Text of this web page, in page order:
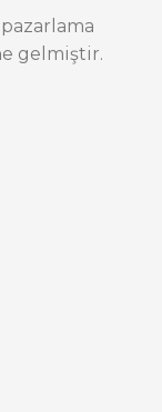
gelmiştir.